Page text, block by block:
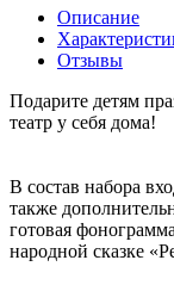
Описание
Отзывы
Подарите детям
театр у себя дома!
В состав набора
также
готовая
народной сказке